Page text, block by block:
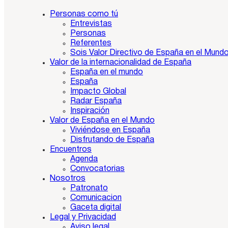
Personas como tú
Entrevistas
Personas
Referentes
Sois Valor Directivo de España en el
Valor de la internacionalidad de España
España en el mundo
España
Impacto Global
Radar España
Inspiración
Valor de España en el Mundo
Viviéndose en España
Disfrutando de España
Encuentros
Agenda
Convocatorias
Nosotros
Patronato
Comunicacion
Gaceta digital
Legal y Privacidad